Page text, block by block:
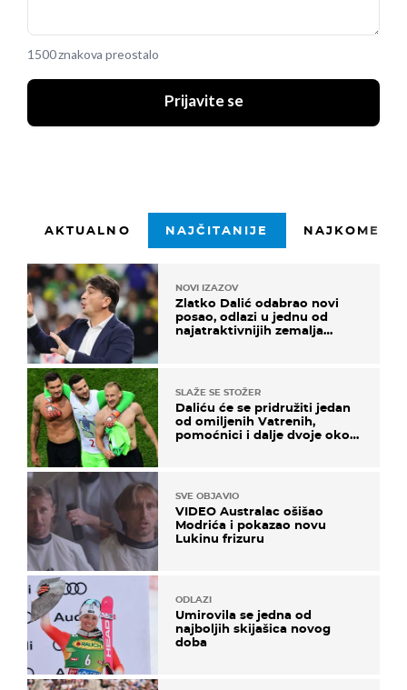
1500 znakova preostalo
Prijavite se
AKTUALNO NAJČITANIJE
NOVI IZAZOV
Zlatko Dalić odabrao novi
posao, odlazi u jednu od
najatraktivnijih zemalja
SLAŽE SE STOŽER
Daliću će se pridružiti jedan
od omiljenih Vatrenih,
pomoćnici i dalje dvoje oko
SVE OBJAVIO
VIDEO Australac ošišao
Modrića i pokazao novu
Lukinu frizuru
ODLAZI
Umirovila se jedna od
najboljih skijašica novog
doba